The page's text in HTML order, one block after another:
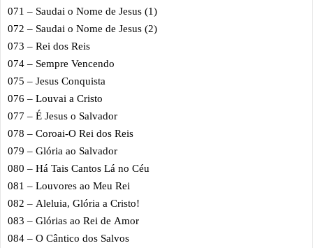
071 – Saudai o Nome de Jesus (1)
072 – Saudai o Nome de Jesus (2)
073 – Rei dos Reis
074 – Sempre Vencendo
075 – Jesus Conquista
076 – Louvai a Cristo
077 – É Jesus o Salvador
078 – Coroai-O Rei dos Reis
079 – Glória ao Salvador
080 – Há Tais Cantos Lá no Céu
081 – Louvores ao Meu Rei
082 – Aleluia, Glória a Cristo!
083 – Glórias ao Rei de Amor
084 – O Cântico dos Salvos